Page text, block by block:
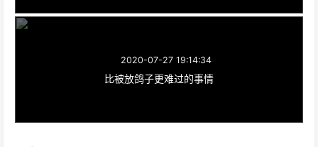
2020-07-27 19:14:34
比被放鸽子更难过的事情